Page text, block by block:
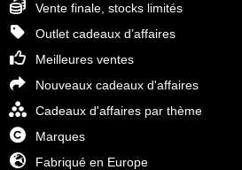
Vente finale, stocks limités
Outlet cadeaux d’affaires
Meilleures ventes
Nouveaux cadeaux d'affaires
Cadeaux d'affaires par thème
Marques
Fabriqué en Europe